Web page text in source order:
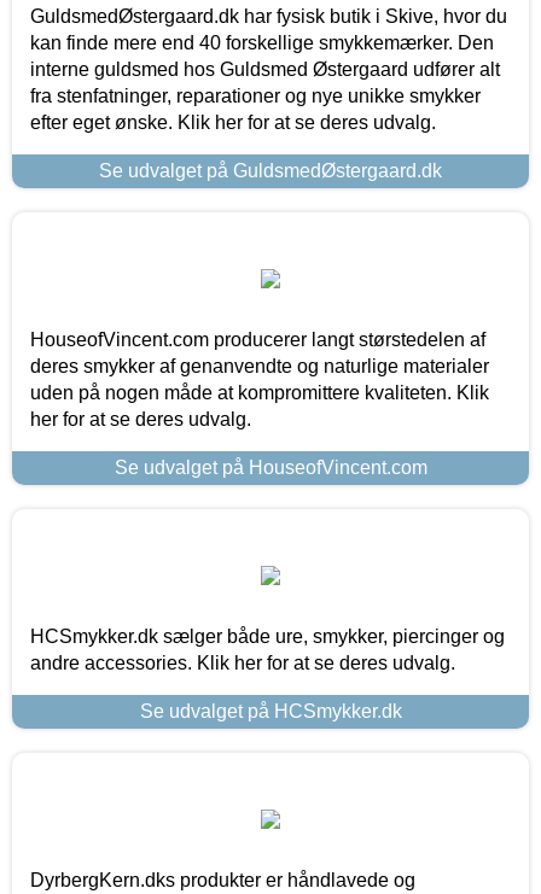
GuldsmedØstergaard.dk har fysisk butik i Skive, hvor du
kan finde mere end 40 forskellige smykkemærker. Den
interne guldsmed hos Guldsmed Østergaard udfører alt
fra stenfatninger, reparationer og nye unikke smykker
efter eget ønske. Klik her for at se deres udvalg.
Se udvalget på GuldsmedØstergaard.dk
HouseofVincent.com producerer langt størstedelen af
deres smykker af genanvendte og naturlige materialer
uden på nogen måde at kompromittere kvaliteten. Klik
her for at se deres udvalg.
Se udvalget på HouseofVincent.com
HCSmykker.dk sælger både ure, smykker, piercinger og
andre accessories. Klik her for at se deres udvalg.
Se udvalget på HCSmykker.dk
DyrbergKern.dks produkter er håndlavede og